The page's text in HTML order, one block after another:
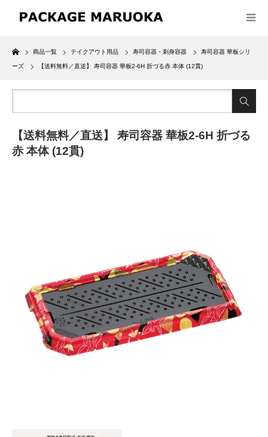
Home
商品一覧 テイクアウト用品 寿司容器・刺身容器 寿司容器 華板シリ
ーズ 【送料無料／直送】 寿司容器 華板2-6H 折づる赤 本体 (12貫)
【送料無料／直送】 寿司容器 華板2-6H 折づる
赤 本体 (12貫)